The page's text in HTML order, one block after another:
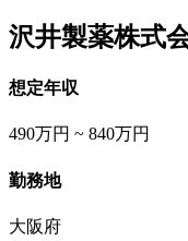
沢井製薬株式
想定年収
490万円 ~ 840万円
勤務地
大阪府